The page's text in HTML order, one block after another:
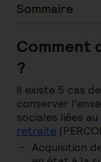
Sommaire
Comment
?
Il existe 5 cas
conserver
sociales liées au
retraite
Acquisition